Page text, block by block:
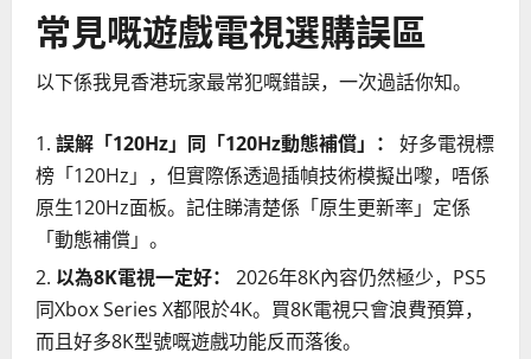
常見嘅遊戲電視選購誤區
以下係我見香港玩家最常犯嘅錯誤，一次過話你知。
誤解「120Hz」同「120Hz動態補償」：
好多電視標
榜「120Hz」，但實際係透過插幀技術模擬出嚟，唔係
原生120Hz面板。記住睇清楚係「原生更新率」定係
「動態補償」。
以為8K電視一定好：
2026年8K內容仍然極少，PS5
同Xbox Series X都限於4K。買8K電視只會浪費預算，
而且好多8K型號嘅遊戲功能反而落後。